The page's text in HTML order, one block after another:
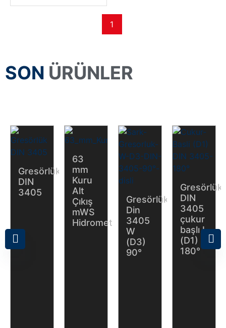
1
SON ÜRÜNLER
Gresörlük
DIN
3405
63
mm
Kuru
Alt
Çıkış
mWS
Hidrometre
Gresörlük
Din
3405
W
(D3)
90°
Gresörlük
DIN
3405
çukur
başlı L
(D1)
180°